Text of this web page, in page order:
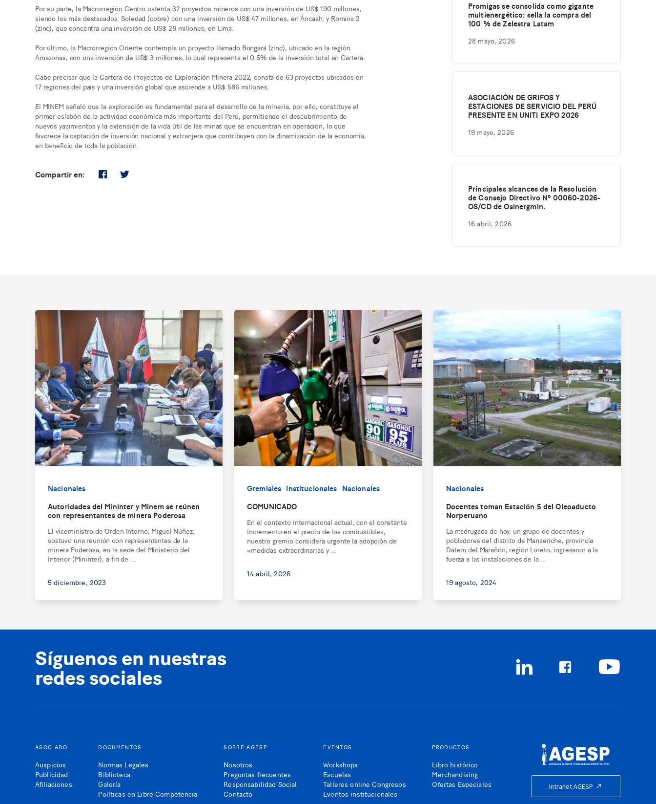
Por su parte, la Macrorregión Centro ostenta 32 proyectos mineros con una inversión de US$ 190 millones,
siendo los más destacados: Soledad (cobre) con una inversión de US$ 47 millones, en Áncash; y Romina 2
(zinc), que concentra una inversión de US$ 28 millones, en Lima.
Por último, la Macrorregión Oriente contempla un proyecto llamado Bongará (zinc), ubicado en la región
Amazonas, con una inversión de US$ 3 millones, lo cual representa el 0.5% de la inversión total en Cartera.
Cabe precisar que la Cartera de Proyectos de Exploración Minera 2022, consta de 63 proyectos ubicados en
17 regiones del país y una inversión global que asciende a US$ 586 millones.
El MINEM señaló que la exploración es fundamental para el desarrollo de la minería, por ello, constituye el
primer eslabón de la actividad económica más importante del Perú, permitiendo el descubrimiento de
nuevos yacimientos y la extensión de la vida útil de las minas que se encuentran en operación, lo que
favorece la captación de inversión nacional y extranjera que contribuyen con la dinamización de la economía,
en beneficio de toda la población.
Compartir en:
Promigas se consolida como gigante
multienergético: sella la compra del
100 % de Zelestra Latam
28 mayo, 2026
ASOCIACIÓN DE GRIFOS Y
ESTACIONES DE SERVICIO DEL PERÚ
PRESENTE EN UNITI EXPO 2026
19 mayo, 2026
Principales alcances de la Resolución
de Consejo Directivo Nº 00060-2026-
OS/CD de Osinergmin.
16 abril, 2026
Nacionales
Autoridades del Mininter y Minem se reúnen
con representantes de minera Poderosa
El viceministro de Orden Interno, Miguel Núñez,
sostuvo una reunión con representantes de la
minera Poderosa, en la sede del Ministerio del
Interior (Mininter), a fin de ...
5 diciembre, 2023
Gremiales Institucionales Nacionales
COMUNICADO
En el contexto internacional actual, con el constante
incremento en el precio de los combustibles,
nuestro gremio considera urgente la adopción de
«medidas extraordinarias y ...
14 abril, 2026
Nacionales
Docentes toman Estación 5 del Oleoaducto
Norperuano
La madrugada de hoy, un grupo de docentes y
pobladores del distrito de Manseriche, provincia
Datem del Marañón, región Loreto, ingresaron a la
fuerza a las instalaciones de la ...
19 agosto, 2024
Síguenos en nuestras
redes sociales
ASOCIADO
Auspicios
Publicidad
Afiliaciones
DOCUMENTOS
Normas Legales
Biblioteca
Galería
Políticas en Libre Competencia
SOBRE AGESP
Nosotros
Preguntas frecuentes
Responsabilidad Social
Contacto
EVENTOS
Workshops
Escuelas
Talleres online Congresos
Eventos institucionales
PRODUCTOS
Libro histórico
Merchandising
Ofertas Especiales
Intranet AGESP